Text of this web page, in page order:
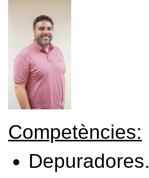
Competències:
Depuradores.